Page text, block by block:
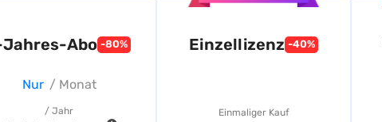
Jahres-Abo -80%
Nur / Monat
/ Jahr
Einzellizenz -40%
Einmaliger Kauf